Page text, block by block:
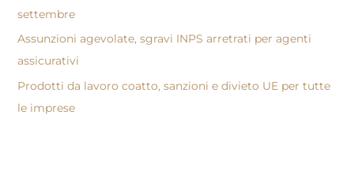
settembre
Assunzioni agevolate, sgravi INPS arretrati per agenti
assicurativi
Prodotti da lavoro coatto, sanzioni e divieto UE per tutte
le imprese